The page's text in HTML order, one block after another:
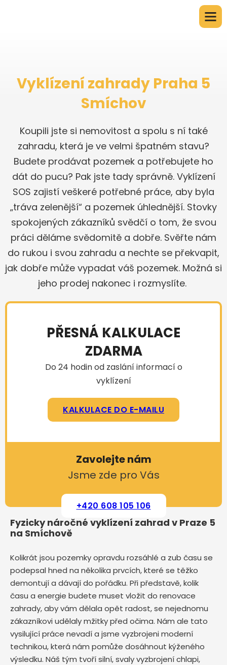
Vyklízení zahrady Praha 5
Smíchov
Koupili jste si nemovitost a spolu s ní také
zahradu, která je ve velmi špatném stavu?
Budete prodávat pozemek a potřebujete ho
dát do pucu? Pak jste tady správně. Vyklízení
SOS zajistí veškeré potřebné práce, aby byla
„tráva zelenější“ a pozemek úhlednější. Stovky
spokojených zákazníků svědčí o tom, že svou
práci děláme svědomitě a dobře. Svěřte nám
do rukou i svou zahradu a nechte se překvapit,
jak dobře může vypadat váš pozemek. Možná si
jeho prodej nakonec i rozmyslíte.
PŘESNÁ KALKULACE
ZDARMA
Do 24 hodin od zaslání informací o
vyklízení
KALKULACE DO E-MAILU
Zavolejte nám
Jsme zde pro Vás
+420 608 105 106
Fyzicky náročné vyklízení zahrad v Praze 5
na Smíchově
Kolikrát jsou pozemky opravdu rozsáhlé a zub času se
podepsal hned na několika prvcích, které se těžko
demontují a dávají do pořádku. Při představě, kolik
času a energie budete muset vložit do renovace
zahrady, aby vám dělala opět radost, se nejednomu
zákazníkovi udělaly mžitky před očima. Nám ale tato
vysilující práce nevadí a jsme vyzbrojeni moderní
technikou, která nám pomůže dosáhnout kýženého
výsledku. Náš tým tvoří silní, svaly vyzbrojení chlapi,